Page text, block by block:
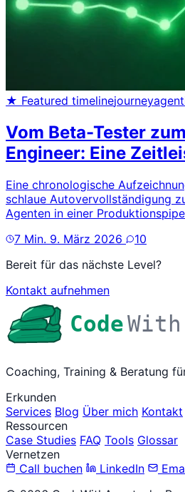
★ Featured timelinejourney
Vom Beta-Tester
Engineer: Eine
Eine chronologische
schlaue Autovervollständigung
Agenten in einer
7 Min. 9. März 2026
10
Bereit für das nächste Level?
Kontakt aufnehmen
CodeWith
Coaching, Training & Beratung
Erkunden
Services Blog Über mich Kontakt
Ressourcen
Case Studies FAQ Tools Glossar
Vernetzen
Call buchen
LinkedIn